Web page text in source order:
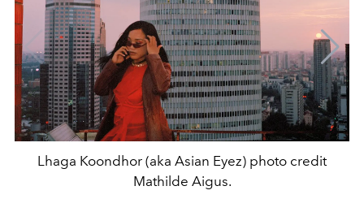
Lhaga Koondhor (aka Asian Eyez) photo credit
Mathilde Aigus.